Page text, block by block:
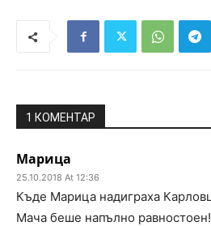
1 КОМЕНТАР
Марица
25.10.2018 At 12:36
Къде Марица надиграха
Мача беше напълно